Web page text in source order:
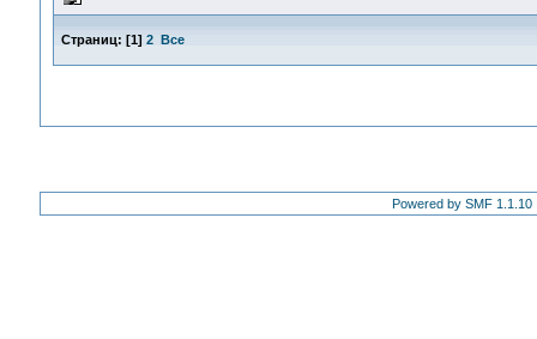
Страниц: [1] 2 Все
Powered by SMF 1.1.10